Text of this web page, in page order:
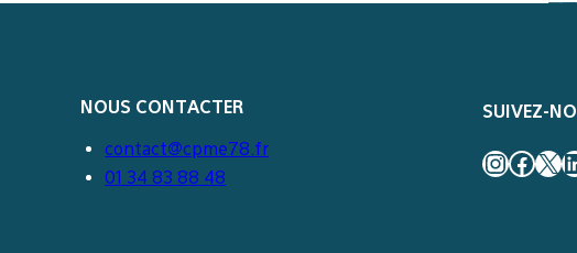
NOUS CONTACTER
contact@cpme78.fr
01 34 83 88 48
SUIVEZ-
X